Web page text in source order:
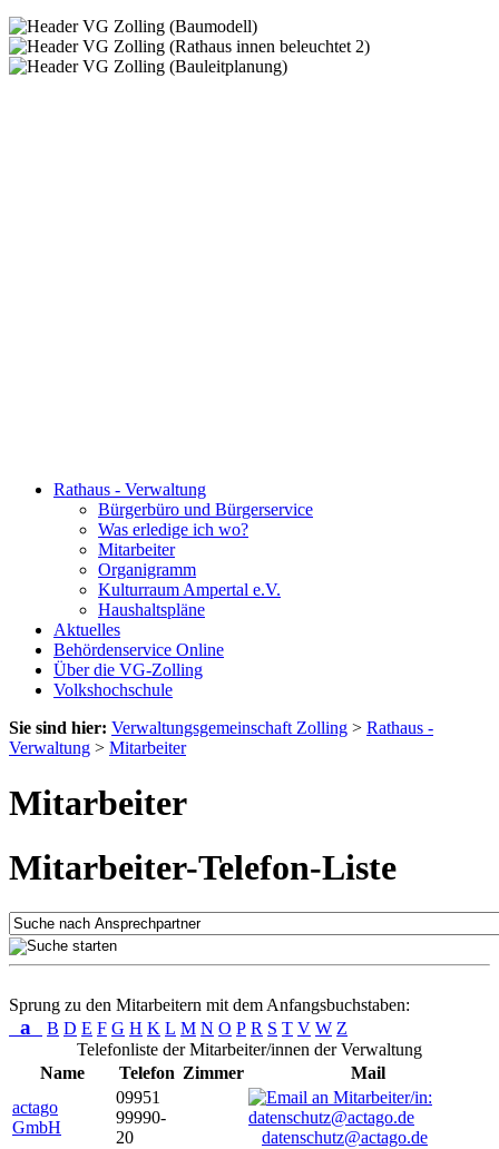
Rathaus - Verwaltung
Bürgerbüro und Bürgerservice
Was erledige ich wo?
Mitarbeiter
Organigramm
Kulturraum Ampertal e.V.
Haushaltspläne
Aktuelles
Behördenservice Online
Über die VG-Zolling
Volkshochschule
Sie sind hier: Verwaltungsgemeinschaft Zolling > Rathaus -
Verwaltung > Mitarbeiter
Mitarbeiter
Mitarbeiter-Telefon-Liste
Sprung zu den Mitarbeitern mit dem Anfangsbuchstaben:
a B D E F G H K L M N O P R S T V W Z
Telefonliste der Mitarbeiter/innen der Verwaltung
Name
Telefon Zimmer
Mail
actago
GmbH
09951
99990-
20
datenschutz@actago.de